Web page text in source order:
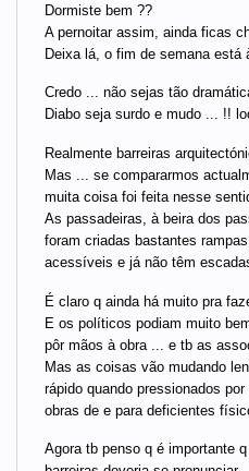
Dormiste bem ??
A pernoitar assim, ainda ficas
Deixa lá, o fim de semana está
Credo ... não sejas tão
Diabo seja surdo e mudo ... !!
Realmente barreiras
Mas ... se compararmos
muita coisa foi feita nesse
As passadeiras, à beira dos
foram criadas bastantes
acessíveis e já não têm
É claro q ainda há muito pra
E os políticos podiam muito
pôr mãos à obra ... e tb as
Mas as coisas vão mudando
rápido quando pressionados
obras de e para deficientes
Agora tb penso q é importante